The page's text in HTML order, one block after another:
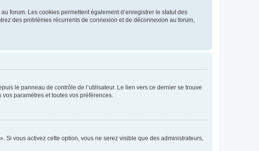
forum. Les cookies permettent également d’enregistrer le statut des
des problèmes récurrents de connexion et de déconnexion au forum,
le panneau de contrôle de l’utilisateur. Le lien vers ce dernier se trouve
paramètres et toutes vos préférences.
Si vous activez cette option, vous ne serez visible que des administrateurs,